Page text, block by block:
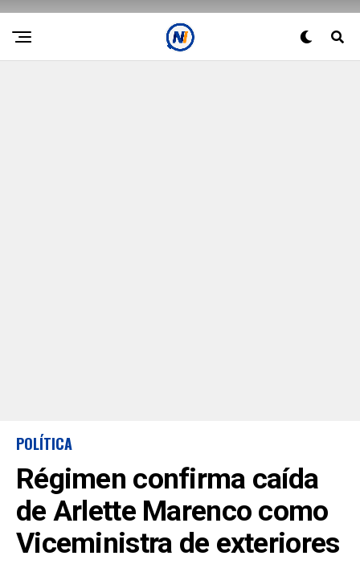
POLÍTICA
Régimen confirma caída
de Arlette Marenco como
Viceministra de exteriores